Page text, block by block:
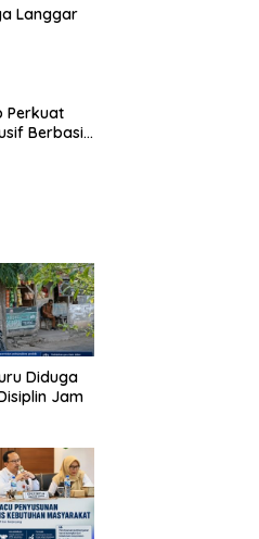
Langgar
Perkuat
Berbasis
Diduga
Jam